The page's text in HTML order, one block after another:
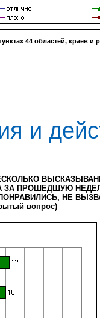
44 областей, краев и
и
ЗА ПРОШЕДШУЮ
НЕ
вопрос)